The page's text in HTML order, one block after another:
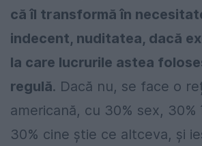
că îl transformă în
indecent, nuditatea, dacă
la care lucrurile astea
regulă. Dacă nu, se face o
americană, cu 30% sex, 30%
30% cine știe ce altceva, și